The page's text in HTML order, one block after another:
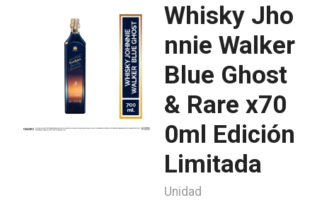
Whisky Jho
nnie Walker
Blue Ghost
& Rare x70
0ml Edición
Limitada
Unidad